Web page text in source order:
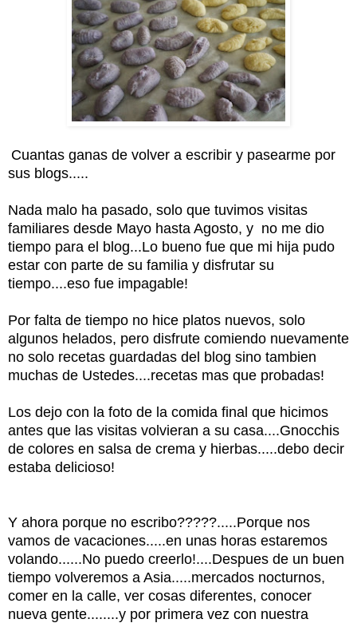
Cuantas ganas de volver a escribir y pasearme por
sus blogs.....
Nada malo ha pasado, solo que tuvimos visitas
familiares desde Mayo hasta Agosto, y no me dio
tiempo para el blog...Lo bueno fue que mi hija pudo
estar con parte de su familia y disfrutar su
tiempo....eso fue impagable!
Por falta de tiempo no hice platos nuevos, solo
algunos helados, pero disfrute comiendo nuevamente
no solo recetas guardadas del blog sino tambien
muchas de Ustedes....recetas mas que probadas!
Los dejo con la foto de la comida final que hicimos
antes que las visitas volvieran a su casa....Gnocchis
de colores en salsa de crema y hierbas.....debo decir
estaba delicioso!
Y ahora porque no escribo?????.....Porque nos
vamos de vacaciones.....en unas horas estaremos
volando......No puedo creerlo!....Despues de un buen
tiempo volveremos a Asia.....mercados nocturnos,
comer en la calle, ver cosas diferentes, conocer
nueva gente........y por primera vez con nuestra